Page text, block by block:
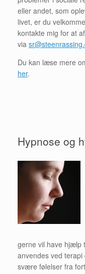
eller andet, som
livet, er du
kontakte mig for at
via
Du kan læse mere
her.
Hypnose og
gerne vil have hjælp
anvendes ved
svære følelser fra